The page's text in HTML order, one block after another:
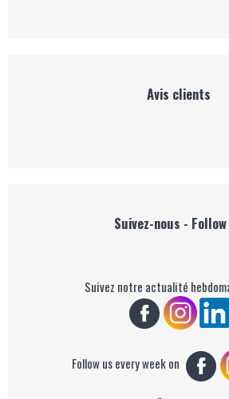
Avis clients
Suivez-nous -
Suivez notre actualité
Follow us every week on